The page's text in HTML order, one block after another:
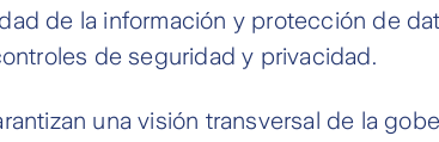
de la información y protección de
de seguridad y privacidad.
una visión transversal de la